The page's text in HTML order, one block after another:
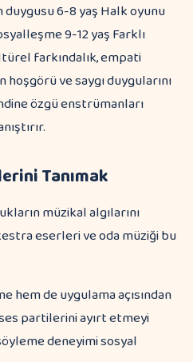
6-8 yaş Halk oyunu
9-12 yaş Farklı
farkındalık, empati
ve saygı duygularını
özgü enstrümanları
Tanımak
müzikal algılarını
eserleri ve oda müziği bu
hem de uygulama açısından
partilerini ayırt etmeyi
deneyimi sosyal